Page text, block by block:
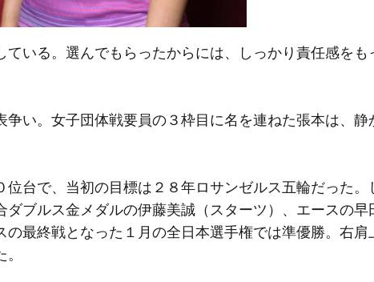
ている。選んでもらったからには、しっかり責任感をも
い。女子団体戦要員の３枠目に名を連ねた張本は、静
台で、当初の目標は２８年ロサンゼルス五輪だった。
ブルス金メダルの伊藤美誠（スターツ）、エースの早
最終戦となった１月の全日本選手権では準優勝。右肩